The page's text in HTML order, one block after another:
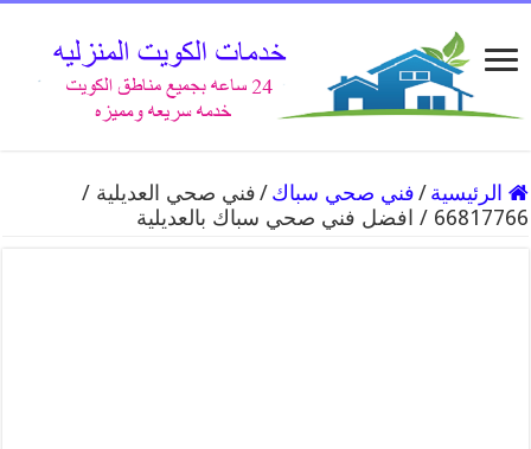
الرئيسية /فني صحي سباك /فني صحي العديلية /
66817766 / افضل فني صحي سباك بالعديلية